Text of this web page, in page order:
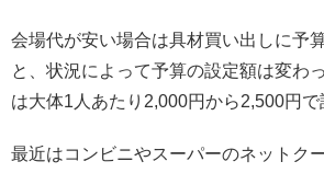
会場代が安い場合は具材買い出しに予
と、状況によって予算の設定額は変わ
は大体1 人あたり 2,000円から2,500円で
最近はコンビニやスーパーのネットク